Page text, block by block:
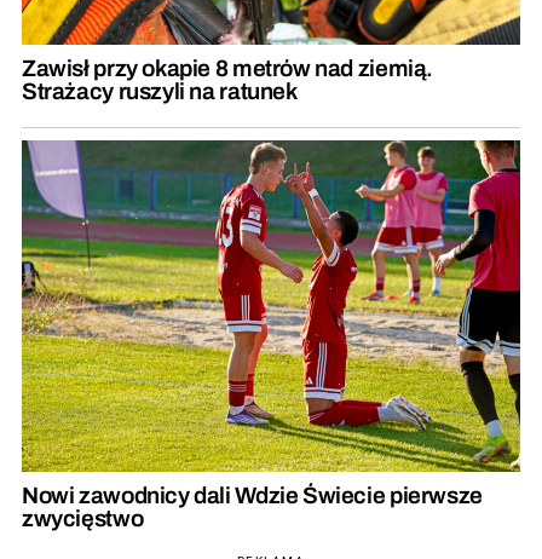
Zawisł przy okapie 8 metrów nad ziemią.
Strażacy ruszyli na ratunek
Nowi zawodnicy dali Wdzie Świecie pierwsze
zwycięstwo